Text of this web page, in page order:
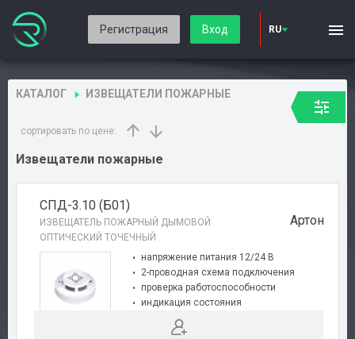
Регистрация Вход RU
КАТАЛОГ ИЗВЕЩАТЕЛИ ПОЖАРНЫЕ
Извещатели пожарные
сортировать по цене:
СПД-3.10 (Б01)
ИЗВЕЩАТЕЛЬ ПОЖАРНЫЙ ДЫМОВОЙ
ОПТИЧЕСКИЙ ТОЧЕЧНЫЙ
Артон
напряжение питания 12/24 В
2-проводная схема подключения
проверка работоспособности
индикация состояния
миниатюрные размеры
соответствует требованиям EN-54